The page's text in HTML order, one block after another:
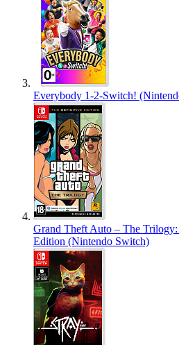
Everybody 1-2-Switch!
Grand Theft Auto – The
Edition (Nintendo Switch)